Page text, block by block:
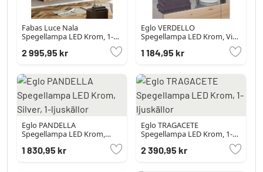
Fabas Luce Nala
Spegellampa LED Krom, 1-
2 995,95 kr
Eglo VERDELLO
Spegellampa LED Krom, Vit,
1 184,95 kr
Eglo PANDELLA
Spegellampa LED Krom,
1 830,95 kr
Eglo TRAGACETE
Spegellampa LED Krom, 1-
2 390,95 kr